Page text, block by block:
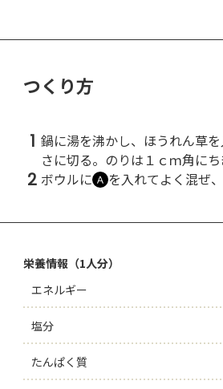
つくり方
1 鍋に湯を沸かし、ほうれん草
さに切る。のりは１ｃｍ角にち
2 ボウルに Ａ を入れてよく混ぜ
栄養情報（1人分）
エネルギー
塩分
たんぱく質